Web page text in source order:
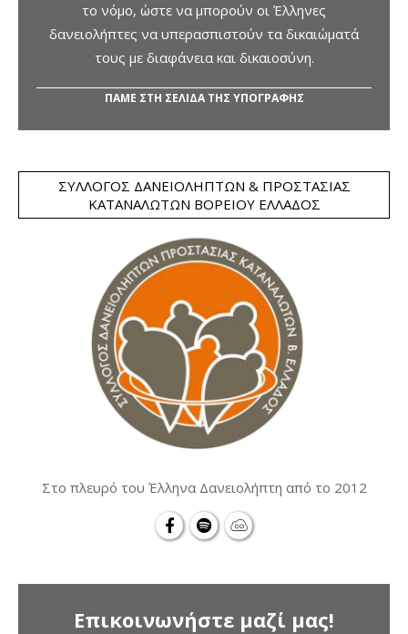
το νόμο, ώστε να μπορούν οι Έλληνες
δανειολήπτες να υπερασπιστούν τα δικαιώματά
τους με διαφάνεια και δικαιοσύνη.
ΠΑΜΕ ΣΤΗ ΣΕΛΙΔΑ ΤΗΣ ΥΠΟΓΡΑΦΗΣ
ΣΎΛΛΟΓΟΣ ΔΑΝΕΙΟΛΗΠΤΏΝ & ΠΡΟΣΤΑΣΊΑΣ
ΚΑΤΑΝΑΛΩΤΏΝ ΒΟΡΕΊΟΥ ΕΛΛΆΔΟΣ
Στο πλευρό του Έλληνα Δανειολήπτη από το 2012
Επικοινωνήστε μαζί μας!